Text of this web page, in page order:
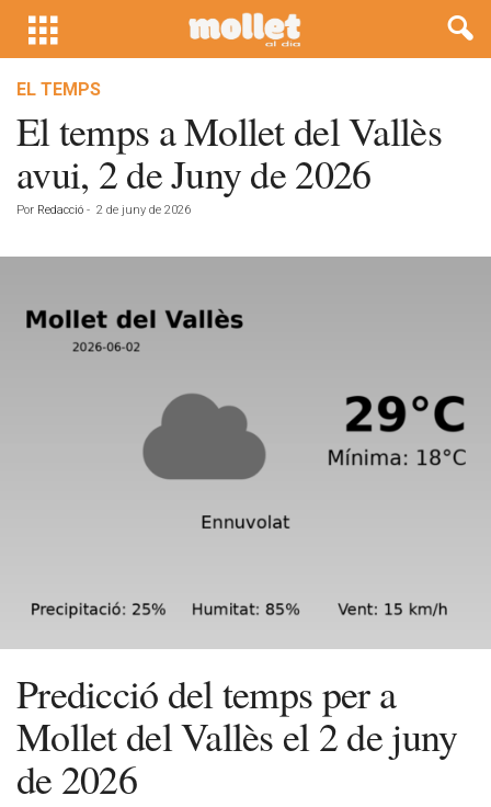
EL TEMPS
El temps a Mollet del Vallès
avui, 2 de Juny de 2026
Por Redacció - 2 de juny de 2026
Predicció del temps per a
Mollet del Vallès el 2 de juny
de 2026